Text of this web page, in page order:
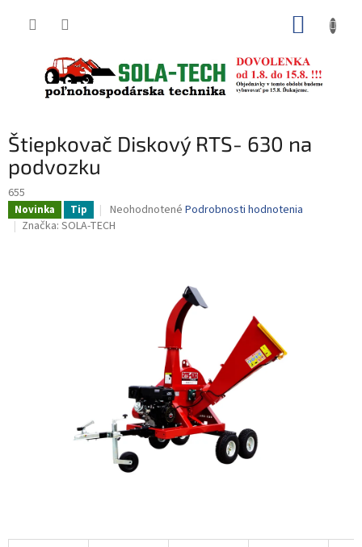
Štiepkovač Diskový RTS- 630 na
podvozku
655
Novinka Tip
Priemerné
hodnotenie
Neohodnotené Podrobnosti hodnotenia
Značka: SOLA-TECH